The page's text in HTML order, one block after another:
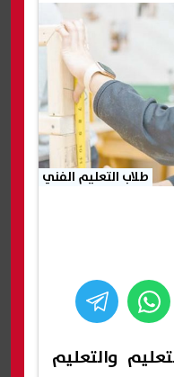
طلاب التعليم الفني
والتعليم